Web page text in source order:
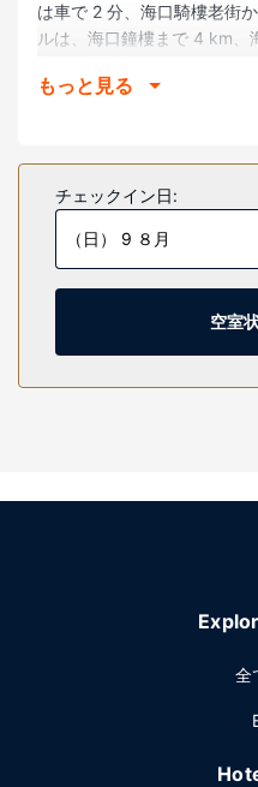
は車で 2 分、海口騎樓老街
ルは、海口鐘樓まで 4 km
部屋
おり、ゆったりおくつろぎ
掛け布団、高級寝具が付い
ご利用いただけます。バス
ー、バスアメニティ (無料)
す。
て、屋外プール、サウナ、
みいただけます。バー / ラ
7:00 ～ 10:30 までお召し上
ビーでの新聞サービス (無
もっと見る
チェックイン日:
（日） 9 ８月
空室
全